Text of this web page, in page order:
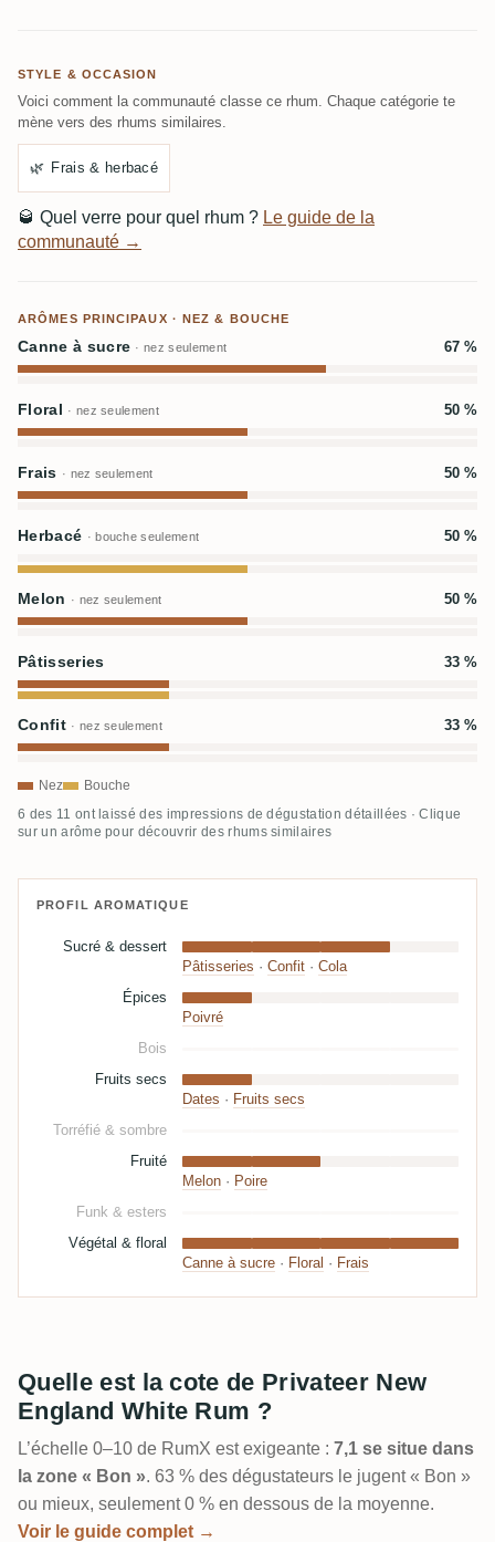
STYLE & OCCASION
Voici comment la communauté classe ce rhum. Chaque catégorie te
mène vers des rhums similaires.
🌿 Frais & herbacé
🥃 Quel verre pour quel rhum ? Le guide de la
communauté →
ARÔMES PRINCIPAUX · NEZ & BOUCHE
Canne à sucre · nez seulement 67 %
Floral · nez seulement 50 %
Frais · nez seulement 50 %
Herbacé · bouche seulement 50 %
Melon · nez seulement 50 %
Pâtisseries 33 %
Confit · nez seulement 33 %
Nez Bouche
6 des 11 ont laissé des impressions de dégustation détaillées · Clique
sur un arôme pour découvrir des rhums similaires
PROFIL AROMATIQUE
Sucré & dessert
Pâtisseries · Confit · Cola
Épices
Poivré
Bois
Fruits secs
Dates · Fruits secs
Torréfié & sombre
Fruité
Melon · Poire
Funk & esters
Végétal & floral
Canne à sucre · Floral · Frais
Quelle est la cote de Privateer New
England White Rum ?
L’échelle 0–10 de RumX est exigeante : 7,1 se situe dans
la zone « Bon ». 63 % des dégustateurs le jugent « Bon »
ou mieux, seulement 0 % en dessous de la moyenne.
Voir le guide complet →